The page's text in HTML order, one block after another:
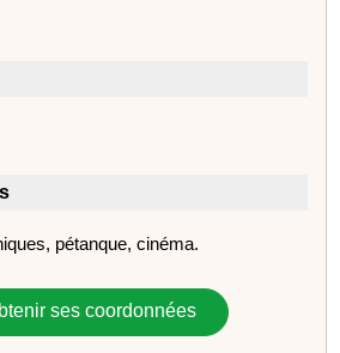
pétanque, cinéma.
ses coordonnées